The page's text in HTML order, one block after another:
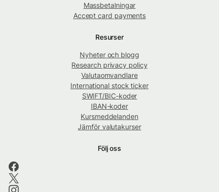
Massbetalningar
Accept card payments
Resurser
Nyheter och blogg
Research privacy policy
Valutaomvandlare
International stock ticker
SWIFT/BIC-koder
IBAN-koder
Kursmeddelanden
Jämför valutakurser
Följ oss